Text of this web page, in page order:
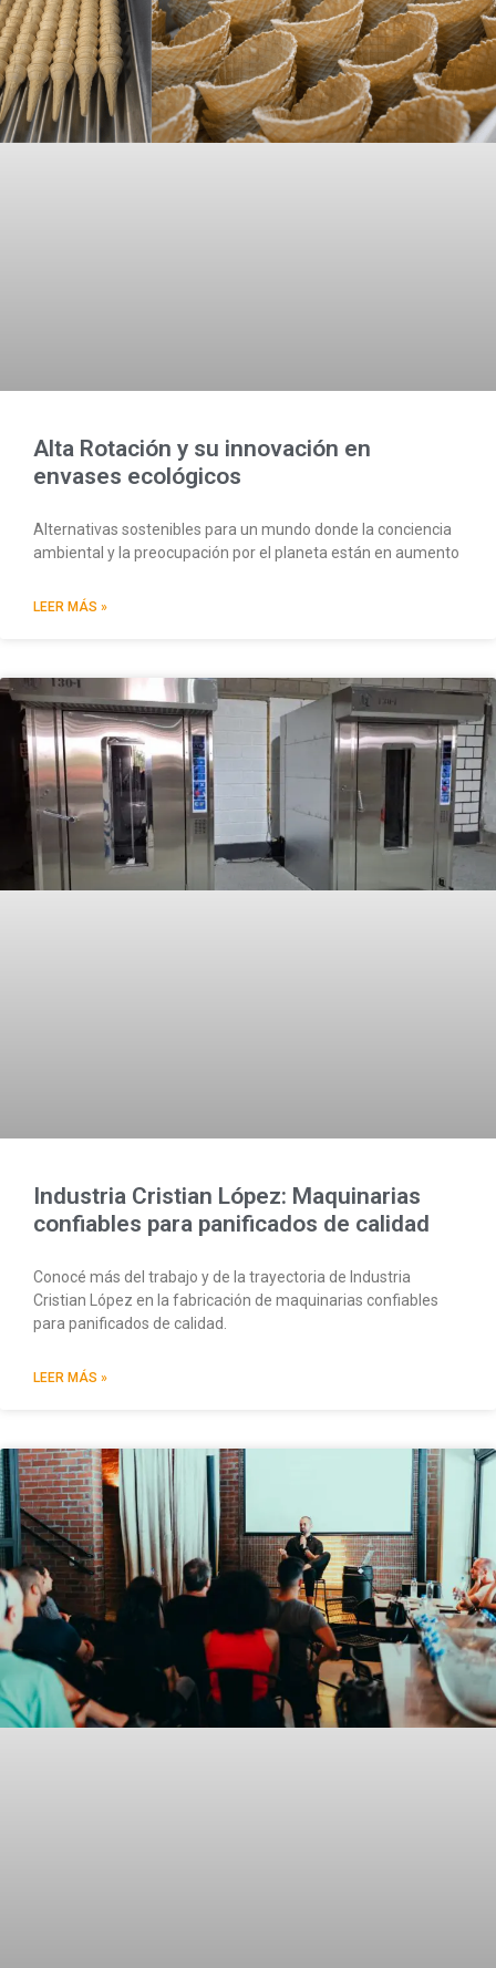
Alta Rotación y su innovación en
envases ecológicos
Alternativas sostenibles para un mundo donde la conciencia
ambiental y la preocupación por el planeta están en aumento
LEER MÁS »
Industria Cristian López: Maquinarias
confiables para panificados de calidad
Conocé más del trabajo y de la trayectoria de Industria
Cristian López en la fabricación de maquinarias confiables
para panificados de calidad.
LEER MÁS »